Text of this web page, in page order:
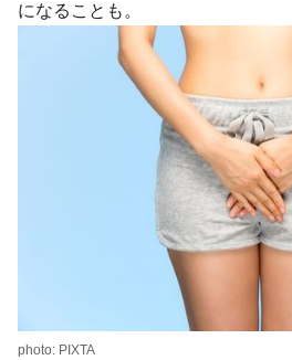
になることも。
photo: PIXTA